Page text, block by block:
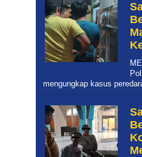
mengungkap kasus